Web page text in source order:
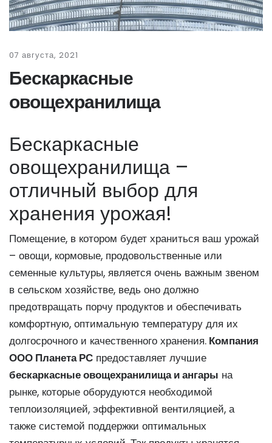
07 августа, 2021
Бескаркасные
овощехранилища
Бескаркасные
овощехранилища –
отличный выбор для
хранения урожая!
Помещение, в котором будет храниться ваш урожай
– овощи, кормовые, продовольственные или
семенные культуры, является очень важным звеном
в сельском хозяйстве, ведь оно должно
предотвращать порчу продуктов и обеспечивать
комфортную, оптимальную температуру для их
долгосрочного и качественного хранения. Компания
ООО Планета РС предоставляет лучшие
бескаркасные овощехранилища и ангары на
рынке, которые оборудуются необходимой
теплоизоляцией, эффективной вентиляцией, а
также системой поддержки оптимальных